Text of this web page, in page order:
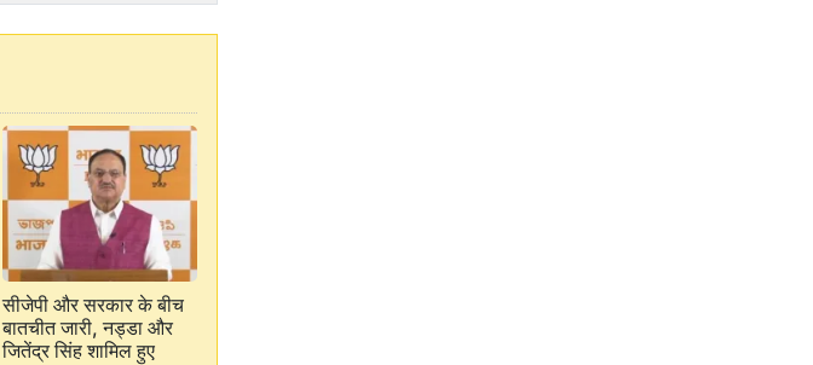
सीजेपी और सरकार के बीच
बातचीत जारी, नड्डा और
जितेंद्र सिंह शामिल हुए